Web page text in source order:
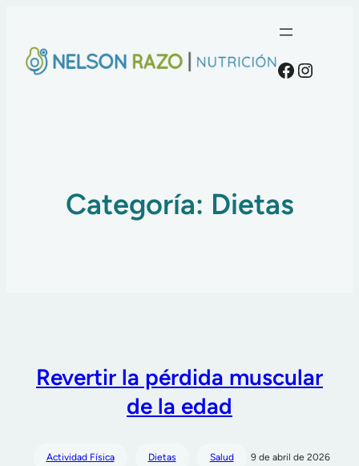
Categoría: Dietas
Revertir la pérdida muscular
de la edad
Actividad Física Dietas Salud 9 de abril de 2026